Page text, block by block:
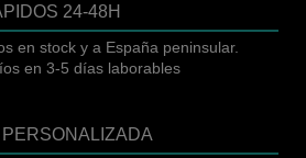
24-48H
en stock y a España peninsular.
en 3-5 días laborables